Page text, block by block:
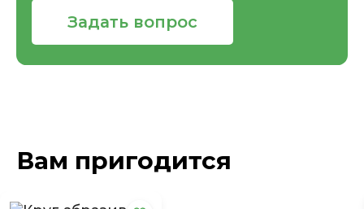
Задать вопрос
Вам пригодится